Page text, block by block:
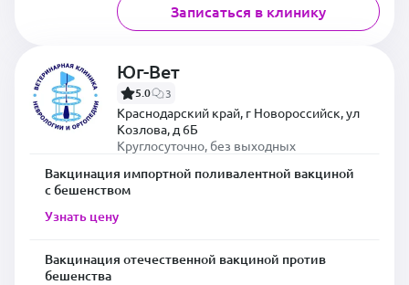
Записаться в клинику
Юг-Вет
5.0 3
Краснодарский край, г Новороссийск, ул
Козлова, д 6Б
Круглосуточно, без выходных
Вакцинация импортной поливалентной вакциной
с бешенством
Узнать цену
Вакцинация отечественной вакциной против
бешенства